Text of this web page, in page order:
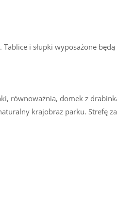
i słupki wyposażone
domek z
krajobraz parku. Strefę